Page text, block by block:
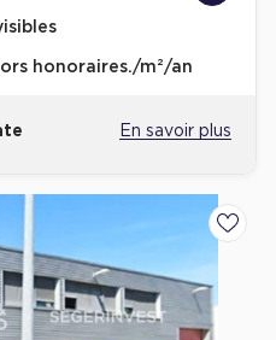
honoraires./m²/an
En savoir plus